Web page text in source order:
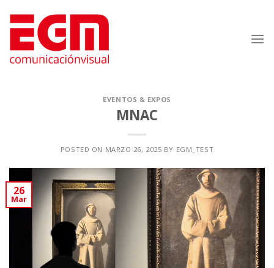
contenido
EVENTOS & EXPOS
MNAC
POSTED ON MARZO 26, 2025 BY EGM_TEST
26
Mar